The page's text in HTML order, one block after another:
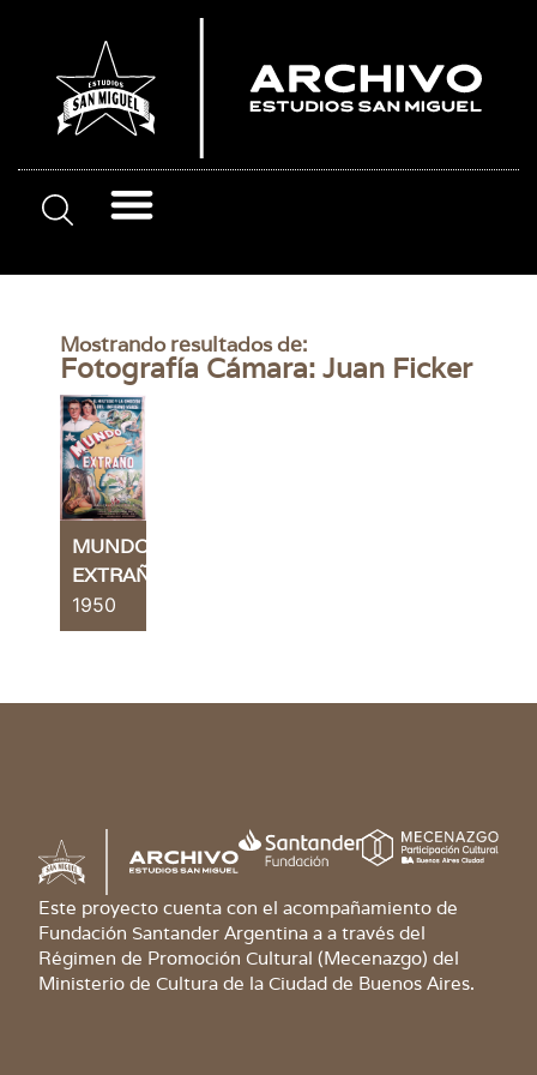
Mostrando resultados de:
Fotografía Cámara: Juan Ficker
MUNDO
EXTRAÑO
1950
Este proyecto cuenta con el acompañamiento de
Fundación Santander Argentina a a través del
Régimen de Promoción Cultural (Mecenazgo) del
Ministerio de Cultura de la Ciudad de Buenos Aires.